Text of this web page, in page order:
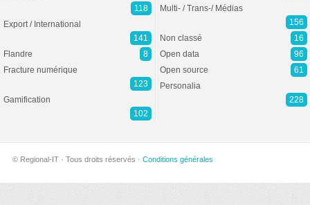
118
Export / International
141
Flandre
8
Fracture numérique
123
Gamification
102
Multi- / Trans-/ Médias
156
Non classé
16
Open data
96
Open source
61
Personalia
228
© Regional-IT · Tous droits réservés · Conditions générales